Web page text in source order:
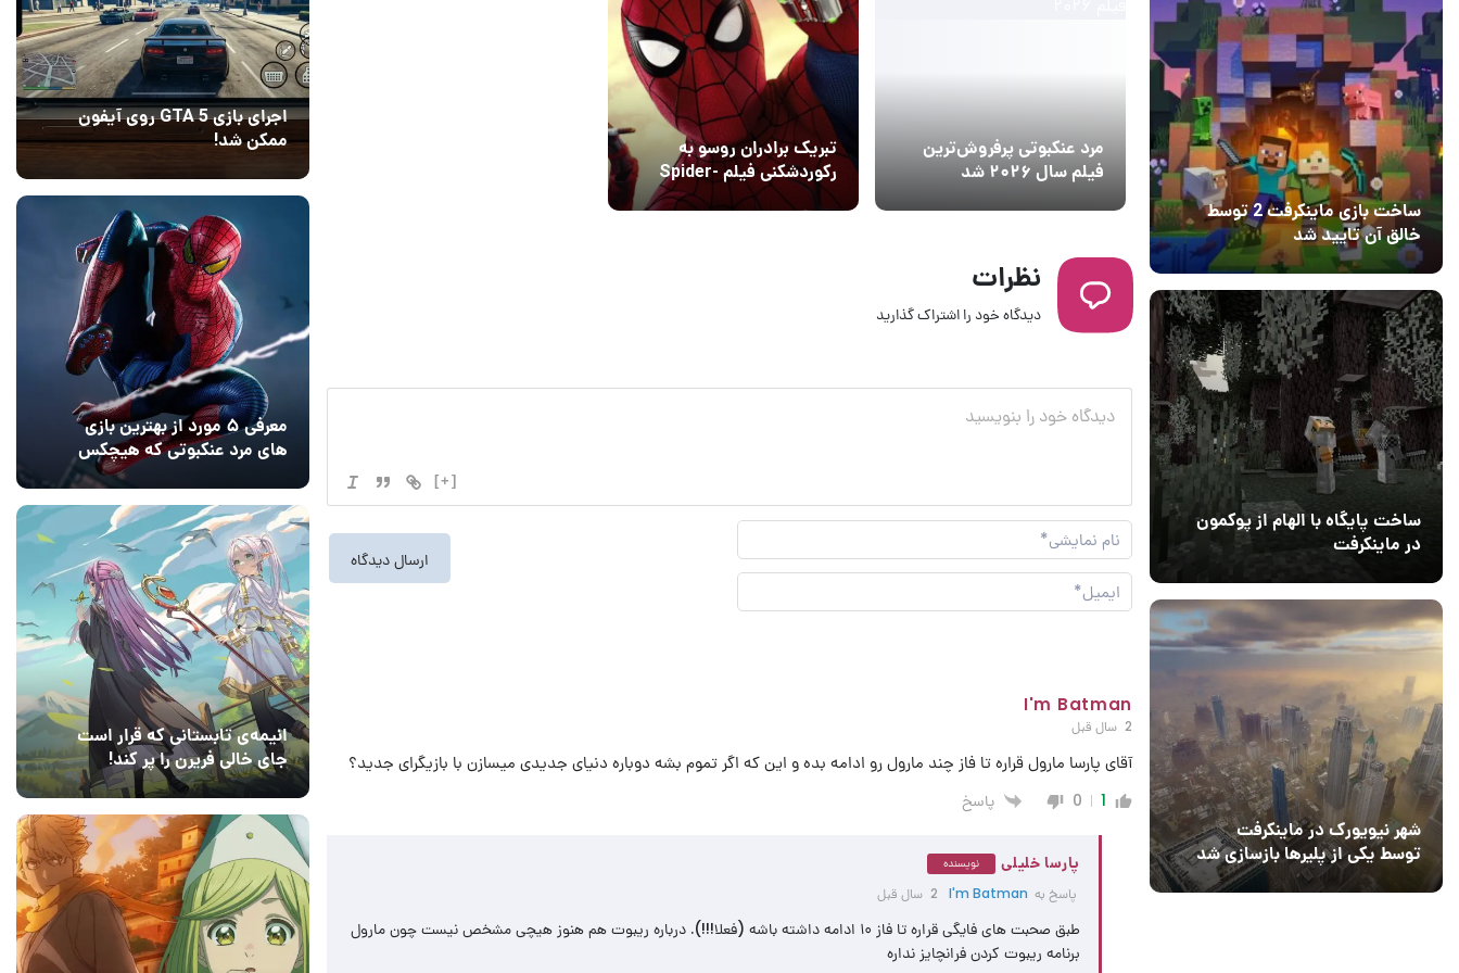
ساخت بازی ماینکرفت 2 توسط
خالق آن تایید شد
۱
04 آبان 1403
ساخت پایگاه با الهام از پوکمون
در ماینکرفت
شهر نیویورک در ماینکرفت
توسط یکی از پلیرها بازسازی شد
مرد عنکبوتی پرفروش‌ترین
فیلم سال ۲۰۲۶ شد
تبریک برادران روسو به
رکوردشکنی فیلم Spider-
Man: Brand New Day
نظرات
دیدگاه خود را اشتراک گذارید
[+]
نام
نمایشی*
ایمیل*
I'm Batman
2 سال قبل
آقای پارسا مارول قراره تا فاز چند مارول رو ادامه بده و این که اگر تموم بشه دوباره دنیای جدیدی میسازن با بازیگرای جدید؟
1
0 پاسخ
پارسا خلیلی نویسنده
پاسخ به I'm Batman 2 سال قبل
طبق صحبت های فایگی قراره تا فاز ۱۰ ادامه داشته باشه (فعلا!!!). درباره ریبوت هم هنوز هیچی مشخص نیست چون مارول
برنامه ریبوت کردن فرانچایز نداره
اجرای بازی GTA 5 روی آیفون
ممکن شد!
معرفی ۵ مورد از بهترین بازی
های مرد عنکبوتی که هیچکس
انیمه‌ی تابستانی که قرار است
جای خالی فریرن را پر کند!
14 مرداد 1405